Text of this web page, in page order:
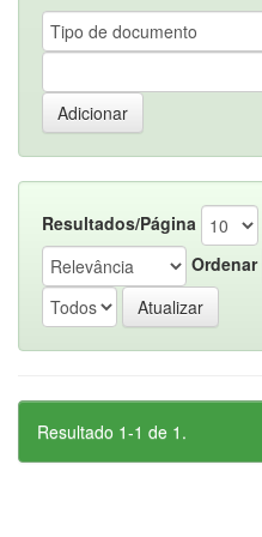
Resultados/Página
Ordenar
Resultado 1-1 de 1.